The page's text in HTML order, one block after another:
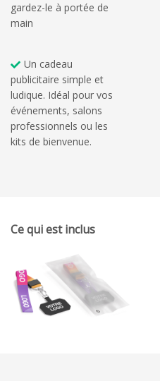
gardez-le à portée de
main
Un cadeau
publicitaire simple et
ludique. Idéal pour vos
événements, salons
professionnels ou les
kits de bienvenue.
Ce qui est inclus